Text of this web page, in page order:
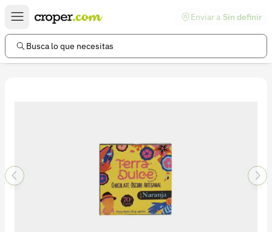
Enviar a Sin definir
Busca lo que necesitas
Enlaces de interés
Preguntas frecuentes
Política de devoluciones
Política de privacidad